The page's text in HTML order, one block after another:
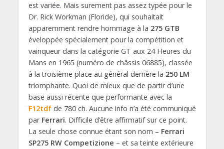
est variée. Mais surement pas assez typée pour le
Dr. Rick Workman (Floride), qui souhaitait
apparemment rendre hommage à la 275 GTB
éveloppée spécialement pour la compétition et
vainqueur dans la catégorie GT aux 24 Heures du
Mans en 1965 (numéro de châssis 06885), classée
à la troisième place au général derrière la 250 LM
triomphante. Quoi de mieux que de partir d’une
base aussi récente que performante avec la
F12tdfde 780 ch. Aucune info n’a été communiqué
par Ferrari. Difficile d’être affirmatif sur ce point.
La seule chose connue étant son nom – Ferrari
SP275 RW Competizione – et sa teinte extérieure